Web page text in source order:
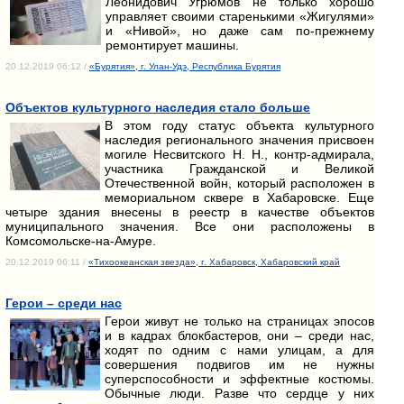
управляет своими старенькими «Жигулями»
и «Нивой», но даже сам по-прежнему
ремонтирует машины.
20.12.2019 06:12 / «Бурятия», г. Улан-Удэ, Республика Бурятия
Объектов культурного наследия стало больше
В этом году статус объекта культурного
наследия регионального значения присвоен
могиле Несвитского Н. Н., контр-адмирала,
участника Гражданской и Великой
Отечественной войн, который расположен в
мемориальном сквере в Хабаровске. Еще
четыре здания внесены в реестр в качестве объектов
муниципального значения. Все они расположены в
Комсомольске-на-Амуре.
20.12.2019 06:11 / «Тихоокеанская звезда», г. Хабаровск, Хабаровский край
Герои – среди нас
Герои живут не только на страницах эпосов
и в кадрах блокбастеров, они – среди нас,
ходят по одним с нами улицам, а для
совершения подвигов им не нужны
суперспособности и эффектные костюмы.
Обычные люди. Разве что сердце у них